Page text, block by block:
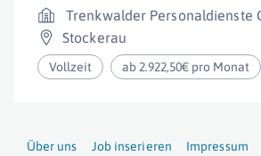
Trenkwalder Personaldienste
Stockerau
Vollzeit ab 2.922,50€ pro Monat
Über uns Job inserieren Impressum